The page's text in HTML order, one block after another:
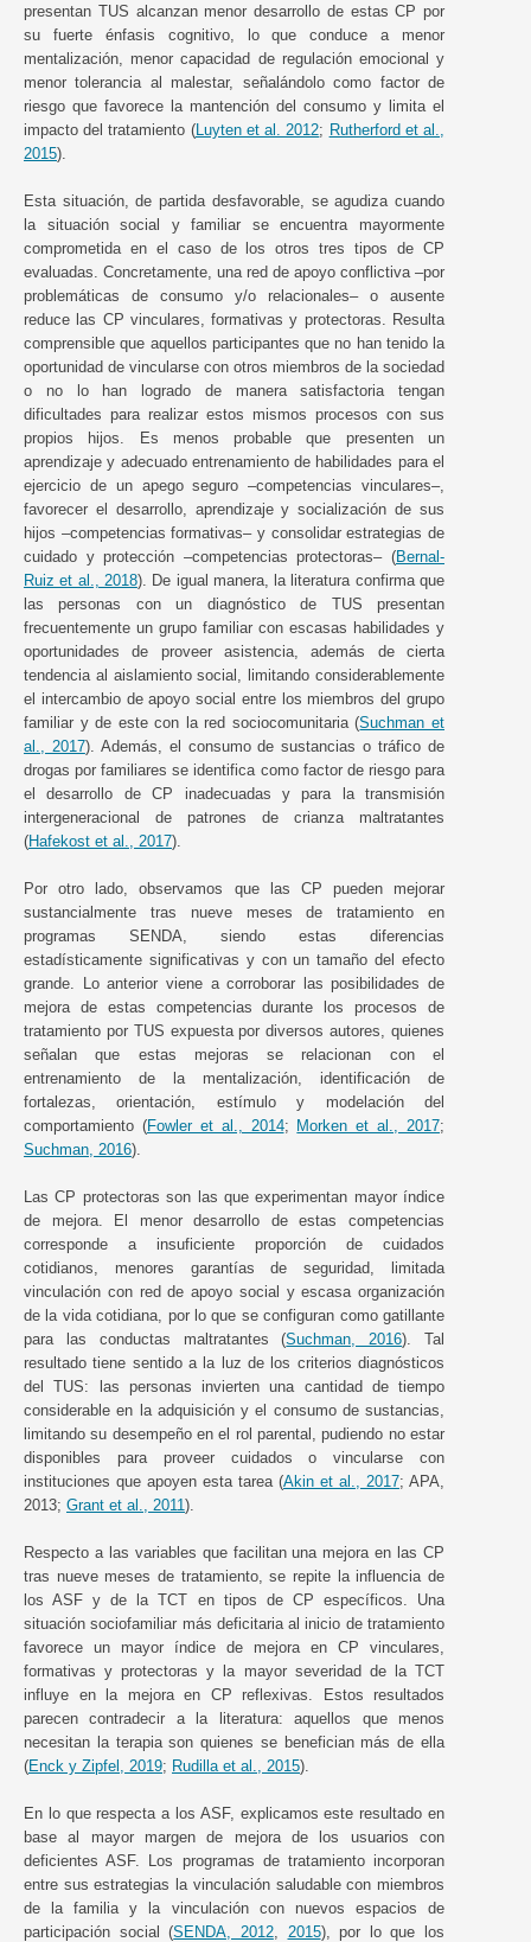
presentan TUS alcanzan menor desarrollo de estas CP por
su fuerte énfasis cognitivo, lo que conduce a menor
mentalización, menor capacidad de regulación emocional y
menor tolerancia al malestar, señalándolo como factor de
riesgo que favorece la mantención del consumo y limita el
impacto del tratamiento (Luyten et al. 2012; Rutherford et al.,
2015).
Esta situación, de partida desfavorable, se agudiza cuando
la situación social y familiar se encuentra mayormente
comprometida en el caso de los otros tres tipos de CP
evaluadas. Concretamente, una red de apoyo conflictiva –por
problemáticas de consumo y/o relacionales– o ausente
reduce las CP vinculares, formativas y protectoras. Resulta
comprensible que aquellos participantes que no han tenido la
oportunidad de vincularse con otros miembros de la sociedad
o no lo han logrado de manera satisfactoria tengan
dificultades para realizar estos mismos procesos con sus
propios hijos. Es menos probable que presenten un
aprendizaje y adecuado entrenamiento de habilidades para el
ejercicio de un apego seguro –competencias vinculares–,
favorecer el desarrollo, aprendizaje y socialización de sus
hijos –competencias formativas– y consolidar estrategias de
cuidado y protección –competencias protectoras– (Bernal-
Ruiz et al., 2018). De igual manera, la literatura confirma que
las personas con un diagnóstico de TUS presentan
frecuentemente un grupo familiar con escasas habilidades y
oportunidades de proveer asistencia, además de cierta
tendencia al aislamiento social, limitando considerablemente
el intercambio de apoyo social entre los miembros del grupo
familiar y de este con la red sociocomunitaria (Suchman et
al., 2017). Además, el consumo de sustancias o tráfico de
drogas por familiares se identifica como factor de riesgo para
el desarrollo de CP inadecuadas y para la transmisión
intergeneracional de patrones de crianza maltratantes
(Hafekost et al., 2017).
Por otro lado, observamos que las CP pueden mejorar
sustancialmente tras nueve meses de tratamiento en
programas SENDA, siendo estas diferencias
estadísticamente significativas y con un tamaño del efecto
grande. Lo anterior viene a corroborar las posibilidades de
mejora de estas competencias durante los procesos de
tratamiento por TUS expuesta por diversos autores, quienes
señalan que estas mejoras se relacionan con el
entrenamiento de la mentalización, identificación de
fortalezas, orientación, estímulo y modelación del
comportamiento (Fowler et al., 2014; Morken et al., 2017;
Suchman, 2016).
Las CP protectoras son las que experimentan mayor índice
de mejora. El menor desarrollo de estas competencias
corresponde a insuficiente proporción de cuidados
cotidianos, menores garantías de seguridad, limitada
vinculación con red de apoyo social y escasa organización
de la vida cotidiana, por lo que se configuran como gatillante
para las conductas maltratantes (Suchman, 2016). Tal
resultado tiene sentido a la luz de los criterios diagnósticos
del TUS: las personas invierten una cantidad de tiempo
considerable en la adquisición y el consumo de sustancias,
limitando su desempeño en el rol parental, pudiendo no estar
disponibles para proveer cuidados o vincularse con
instituciones que apoyen esta tarea (Akin et al., 2017; APA,
2013; Grant et al., 2011).
Respecto a las variables que facilitan una mejora en las CP
tras nueve meses de tratamiento, se repite la influencia de
los ASF y de la TCT en tipos de CP específicos. Una
situación sociofamiliar más deficitaria al inicio de tratamiento
favorece un mayor índice de mejora en CP vinculares,
formativas y protectoras y la mayor severidad de la TCT
influye en la mejora en CP reflexivas. Estos resultados
parecen contradecir a la literatura: aquellos que menos
necesitan la terapia son quienes se benefician más de ella
(Enck y Zipfel, 2019; Rudilla et al., 2015).
En lo que respecta a los ASF, explicamos este resultado en
base al mayor margen de mejora de los usuarios con
deficientes ASF. Los programas de tratamiento incorporan
entre sus estrategias la vinculación saludable con miembros
de la familia y la vinculación con nuevos espacios de
participación social (SENDA, 2012, 2015), por lo que los